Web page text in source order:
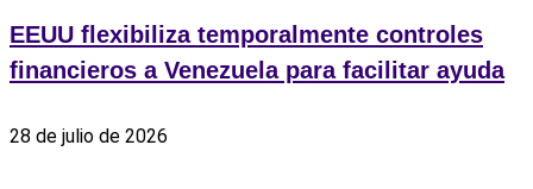
EEUU flexibiliza temporalmente controles
financieros a Venezuela para facilitar ayuda
28 de julio de 2026